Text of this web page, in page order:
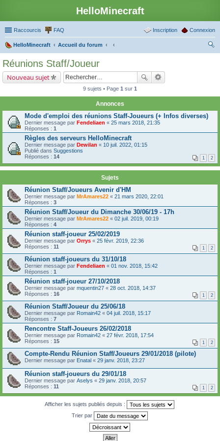
HelloMinecraft
Raccourcis FAQ Connexion
Inscription
HelloMinecraft
Accueil du forum
Réunions Staff/Joueur
Nouveau sujet
9 sujets • Page 1 sur 1
Annonces
Mode d'emploi des réunions Staff-Joueurs (+ Infos diverses)
Dernier message par Fendeliaen « 25 mars 2018, 21:35
Réponses : 1
Règles des serveurs HelloMinecraft
Dernier message par Dewilan « 10 juil. 2022, 01:15
Publié dans Suggestions
Réponses : 14 1 2
Sujets
Réunion Staff/Joueurs Avenir d'HM
Dernier message par MrAmares22 « 21 mars 2020, 22:01
Réponses : 3
Réunion Staff/Joueur du Dimanche 30/06/19 - 17h
Dernier message par MrAmares22 « 02 juil. 2019, 00:19
Réponses : 4
Réunion staff-joueur 25/02/2019
Dernier message par Orrys « 25 févr. 2019, 22:36
Réponses : 11 1 2
Réunion staff-joueurs du 31/10/18
Dernier message par Fendeliaen « 01 nov. 2018, 15:42
Réponses : 1
Réunion staff-joueur 27/10/2018
Dernier message par mquentin27 « 28 oct. 2018, 14:37
Réponses : 16 1 2
Réunion Staff/Joueur du 25/06/18
Dernier message par Romain42 « 04 juil. 2018, 15:17
Réponses : 7
Rencontre Staff-Joueurs 26/02/2018
Dernier message par Romain42 « 27 févr. 2018, 17:54
Réponses : 15 1 2
Compte-Rendu Réunion Staff/Joueurs 29/01/2018 (pilote)
Dernier message par Enatal « 29 janv. 2018, 23:27
Réunion staff-joueurs du 29/01/18
Dernier message par Aselys « 29 janv. 2018, 20:57
Réponses : 11 1 2
Afficher les sujets publiés depuis :
Trier par